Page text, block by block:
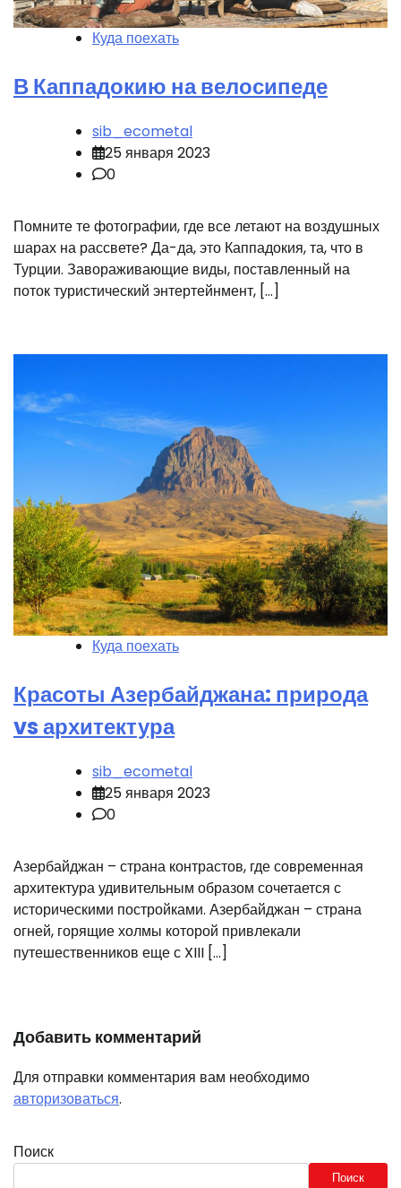
Куда поехать
В Каппадокию на велосипеде
sib_ecometal
25 января 2023
0
Помните те фотографии, где все летают на воздушных
шарах на рассвете? Да-да, это Каппадокия, та, что в
Турции. Завораживающие виды, поставленный на
поток туристический энтертейнмент, […]
Куда поехать
Красоты Азербайджана: природа
vs архитектура
sib_ecometal
25 января 2023
0
Азербайджан – страна контрастов, где современная
архитектура удивительным образом сочетается с
историческими постройками. Азербайджан – страна
огней, горящие холмы которой привлекали
путешественников еще с XIII […]
Добавить комментарий
Для отправки комментария вам необходимо
авторизоваться.
Поиск
Поиск